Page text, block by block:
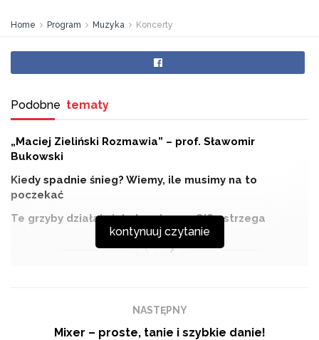
Home Program Muzyka Koncerty
Podobne tematy
„Maciej Zieliński Rozmawia” – prof. Sławomir
Bukowski
Kiedy spadnie śnieg? Wiemy, ile musimy na to
poczekać
Te grzyby działają jak dopalacze. GIS ostrzega
kontynuuj czytanie
NASTĘPNY
Mixer – proste, tanie i szybkie danie!